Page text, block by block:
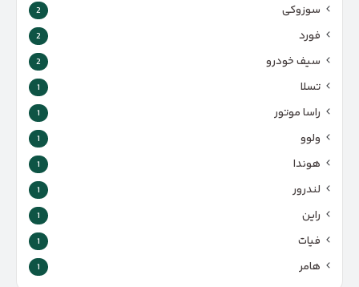
سوزوکی 2
فورد 2
سیف خودرو 2
تسلا 1
راسا موتور 1
ولوو 1
هوندا 1
لندرور 1
راین 1
فیات 1
هامر 1